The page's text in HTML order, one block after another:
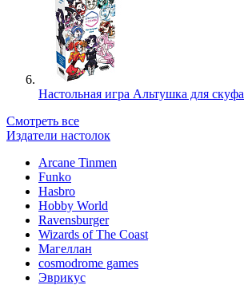
Настольная игра Альтушка для скуфа
Смотреть все
Издатели настолок
Arcane Tinmen
Funko
Hasbro
Hobby World
Ravensburger
Wizards of The Coast
Магеллан
сosmodrome games
Эврикус